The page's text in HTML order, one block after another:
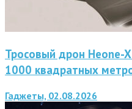
Тросовый дрон Heone-
1000 квадратных
Гаджеты, 02.08.2026